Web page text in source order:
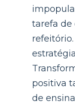
tarefa de
positiva
de